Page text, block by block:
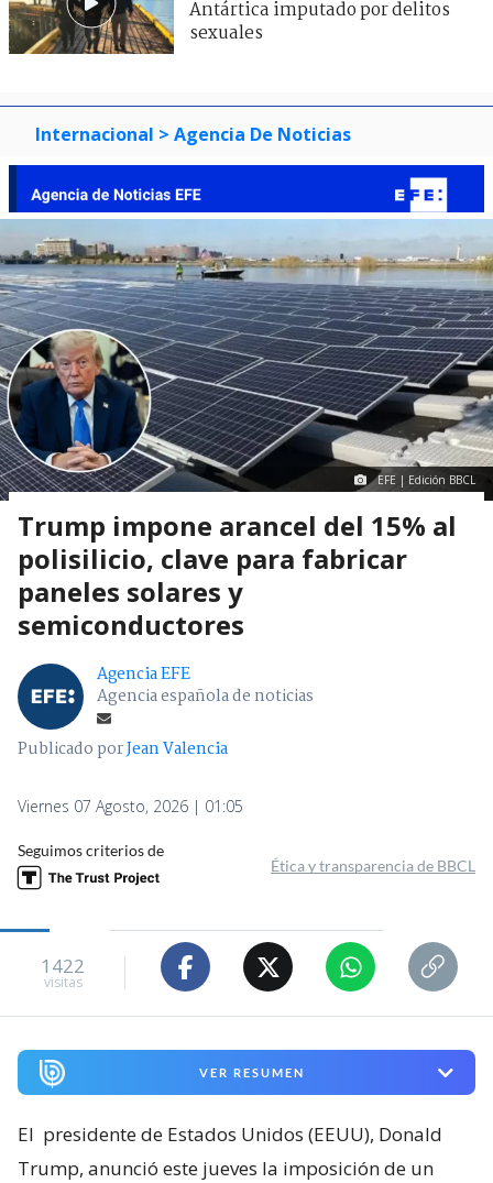
Antártica imputado por delitos
sexuales
Internacional > Agencia De Noticias
EFE | Edición BBCL
Trump impone arancel del 15% al
polisilicio, clave para fabricar
paneles solares y
semiconductores
Agencia EFE
Agencia española de noticias
Publicado porJean Valencia
Viernes 07 Agosto, 2026 | 01:05
Seguimos criterios de
Ética y transparencia de BBCL
1422
visitas
VER RESUMEN
El presidente de Estados Unidos (EEUU), Donald
Trump, anunció este jueves la imposición de un